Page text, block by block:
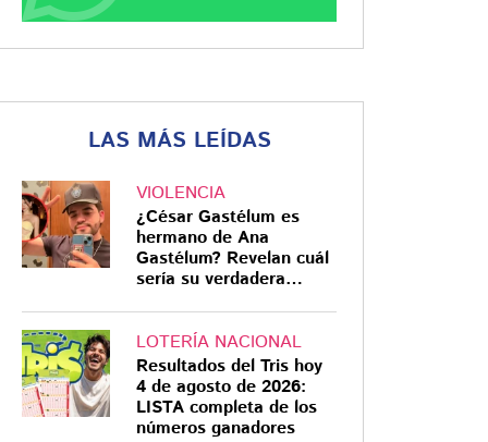
LAS MÁS LEÍDAS
VIOLENCIA
¿César Gastélum es
hermano de Ana
Gastélum? Revelan cuál
sería su verdadera
LOTERÍA NACIONAL
Resultados del Tris hoy
4 de agosto de 2026:
LISTA completa de los
números ganadores